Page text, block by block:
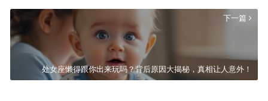
下一篇
处女座懒得跟你出来玩吗？背后原因大揭秘，真相让人意外！